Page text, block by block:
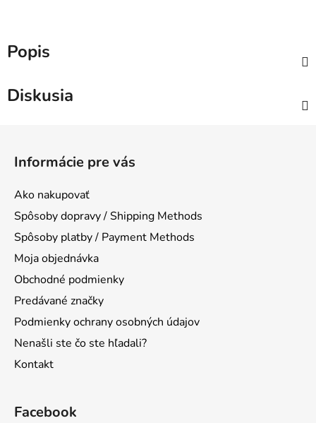
Popis
Diskusia
Informácie pre vás
Ako nakupovať
Spôsoby dopravy / Shipping Methods
Spôsoby platby / Payment Methods
Moja objednávka
Obchodné podmienky
Predávané značky
Podmienky ochrany osobných údajov
Nenašli ste čo ste hľadali?
Kontakt
Facebook